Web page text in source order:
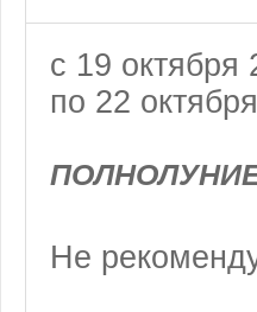
с 19 октября
по 22
Не